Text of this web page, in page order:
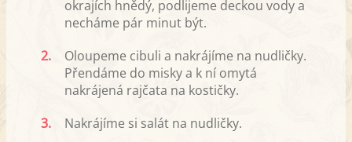
okrajích hnědý, podlijeme deckou vody a
necháme pár minut být.
2.
Oloupeme cibuli a nakrájíme na nudličky.
Přendáme do misky a k ní omytá
nakrájená rajčata na kostičky.
3.
Nakrájíme si salát na nudličky.